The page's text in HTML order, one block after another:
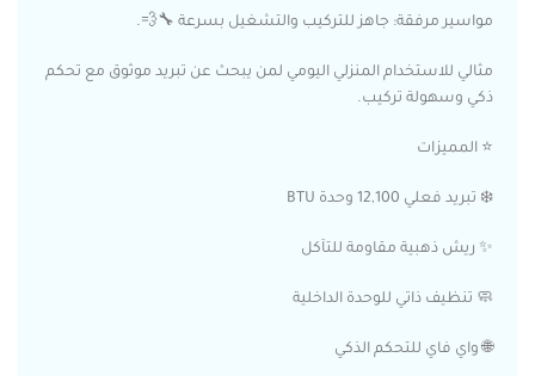
مواسير مرفقة: جاهز للتركيب والتشغيل بسرعة 🔧💨.
مثالي للاستخدام المنزلي اليومي لمن يبحث عن تبريد موثوق مع تحكم
ذكي وسهولة تركيب.
⭐ المميزات
❄️ تبريد فعلي 12,100 وحدة BTU
✨ ريش ذهبية مقاومة للتآكل
🧼 تنظيف ذاتي للوحدة الداخلية
🌐 واي فاي للتحكم الذكي